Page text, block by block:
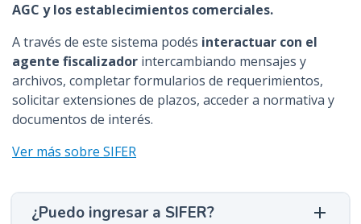
AGC y los establecimientos comerciales.
A través de este sistema podés interactuar con el
agente fiscalizador intercambiando mensajes y
archivos, completar formularios de requerimientos,
solicitar extensiones de plazos, acceder a normativa y
documentos de interés.
Ver más sobre SIFER
¿Puedo ingresar a SIFER?